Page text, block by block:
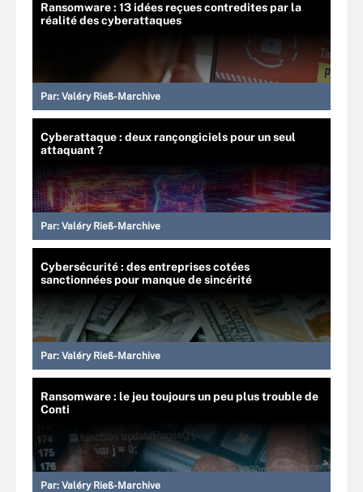
Ransomware : 13 idées reçues contredites par la
réalité des cyberattaques
Par: Valéry Rieß-Marchive
Cyberattaque : deux rançongiciels pour un seul
attaquant ?
Par: Valéry Rieß-Marchive
Cybersécurité : des entreprises cotées
sanctionnées pour manque de sincérité
Par: Valéry Rieß-Marchive
Ransomware : le jeu toujours un peu plus trouble de
Conti
Par: Valéry Rieß-Marchive